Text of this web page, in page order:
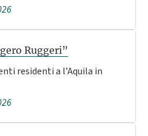
Ruggeri”
residenti a l’Aquila in